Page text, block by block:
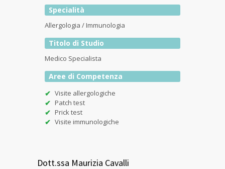
Specialità
Allergologia / Immunologia
Titolo di Studio
Medico Specialista
Aree di Competenza
Visite allergologiche
Patch test
Prick test
Visite immunologiche
Dott.ssa Maurizia Cavalli